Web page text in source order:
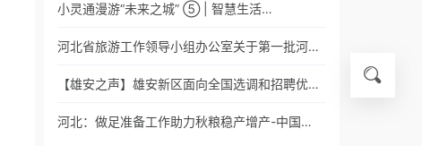
小灵通漫游“未来之城” ⑤ | 智慧生活…
河北省旅游工作领导小组办公室关于第一批河…
【雄安之声】雄安新区面向全国选调和招聘优…
河北：做足准备工作助力秋粮稳产增产-中国…